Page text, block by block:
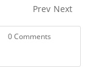
Prev Next
0 Comments